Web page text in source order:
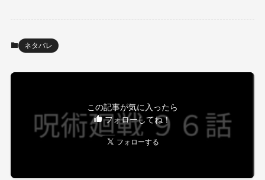
ネタバレ
この記事が気に入ったら
フォローしてね！